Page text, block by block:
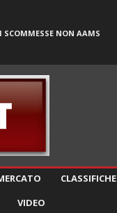
SCOMMESSE NON AAMS
CLASSIFICHE
VIDEO